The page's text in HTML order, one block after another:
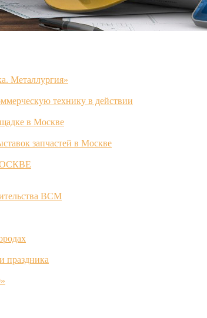
Металлургия»
технику в действии
в Москве
запчастей в Москве
ВСМ
праздника